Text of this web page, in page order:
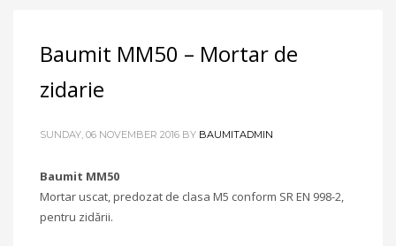
Baumit MM50 – Mortar de
zidarie
SUNDAY, 06 NOVEMBER 2016 BY BAUMITADMIN
Baumit MM50
Mortar uscat, predozat de clasa M5 conform SR EN 998-2,
pentru zidării.